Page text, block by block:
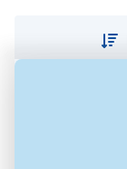
Použité obrázky
mohou v